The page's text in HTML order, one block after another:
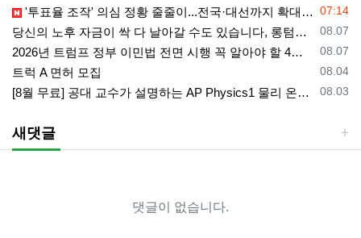
등록일
07:14
'투표율 조작' 의심 정황 줄줄이...전국·대선까지 확대되나
등록일
08.07
당신의 노후 자금이 싹 다 날아갈 수도 있습니다, 롱텀케어 준비 하기
등록일
08.07
2026년 트럼프 정부 이민법 전면 시행 꼭 알아야 할 4가지!!
등록일
08.04
트럭 A 면허 모집
등록일
08.03
[8월 무료] 공대 교수가 설명하는 AP Physics1 물리 온라인 강의
새댓글
댓글이 없습니다.